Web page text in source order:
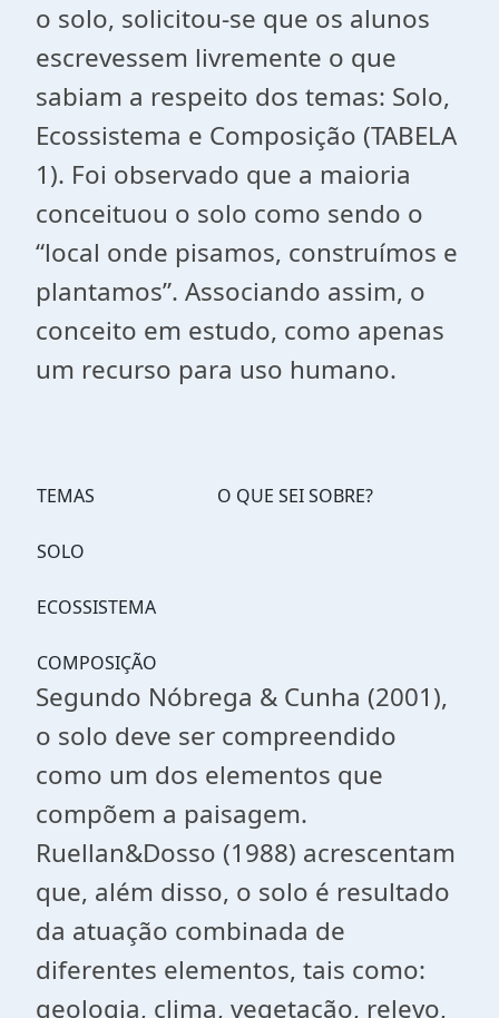
o solo, solicitou-se que os alunos
escrevessem livremente o que
sabiam a respeito dos temas: Solo,
Ecossistema e Composição (TABELA
1). Foi observado que a maioria
conceituou o solo como sendo o
“local onde pisamos, construímos e
plantamos”. Associando assim, o
conceito em estudo, como apenas
um recurso para uso humano.
TEMAS O QUE SEI SOBRE?
SOLO
ECOSSISTEMA
COMPOSIÇÃO
Segundo Nóbrega & Cunha (2001),
o solo deve ser compreendido
como um dos elementos que
compõem a paisagem.
Ruellan&Dosso (1988) acrescentam
que, além disso, o solo é resultado
da atuação combinada de
diferentes elementos, tais como:
geologia, clima, vegetação, relevo,